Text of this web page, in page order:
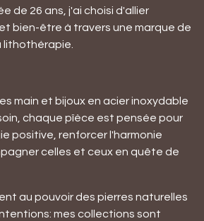
de 26 ans, j'ai choisi d'allier
bien-être à travers une marque de
lithothérapie.
main et bijoux en acier inoxydable
chaque pîèce est pensée pour
positive, renforcer l'harmonie
celles et ceux en quête de
au pouvoir des pierres naturelles
mes collections sont